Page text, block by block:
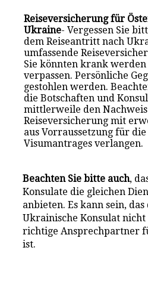
Reiseversicherung für
Ukraine- Vergessen Sie
dem Reiseantritt nach
umfassende
Sie könnten krank
verpassen. Persönliche
gestohlen werden.
die Botschaften und
mittlerweile den
Reiseversicherung mit
aus Vorraussetzung für
Visumantrages verlangen.
Beachten Sie bitte auch,
Konsulate die gleichen
anbieten. Es kann sein, das
Ukrainische Konsulat
richtige Ansprechpartner
ist.